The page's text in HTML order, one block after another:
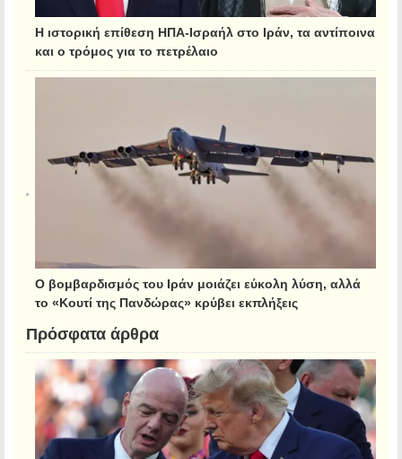
Η ιστορική επίθεση ΗΠΑ-Ισραήλ στο Ιράν, τα αντίποινα
και ο τρόμος για το πετρέλαιο
Ο βομβαρδισμός του Ιράν μοιάζει εύκολη λύση, αλλά
το «Κουτί της Πανδώρας» κρύβει εκπλήξεις
Πρόσφατα άρθρα